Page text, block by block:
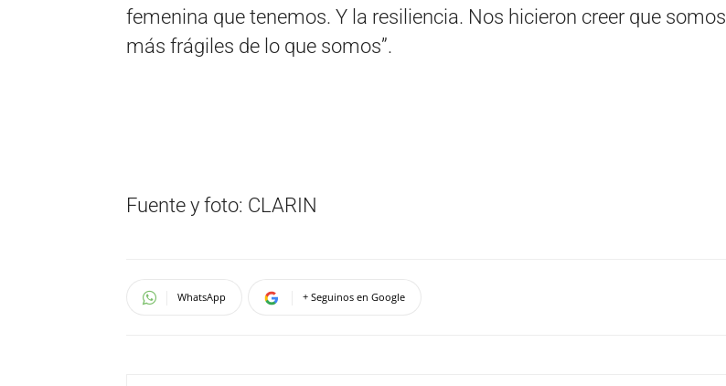
femenina que tenemos. Y la resiliencia. Nos hicieron creer que somos
más frágiles de lo que somos”.
Fuente y foto: CLARIN
WhatsApp + Seguinos en Google